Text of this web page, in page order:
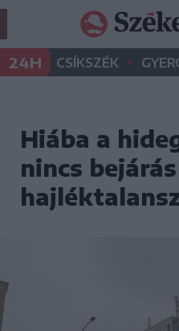
24H CSÍKSZÉK •
Hiába a
nincs